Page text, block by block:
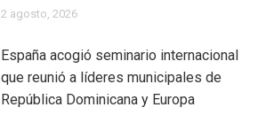
2 agosto, 2026
España acogió seminario internacional
que reunió a líderes municipales de
República Dominicana y Europa